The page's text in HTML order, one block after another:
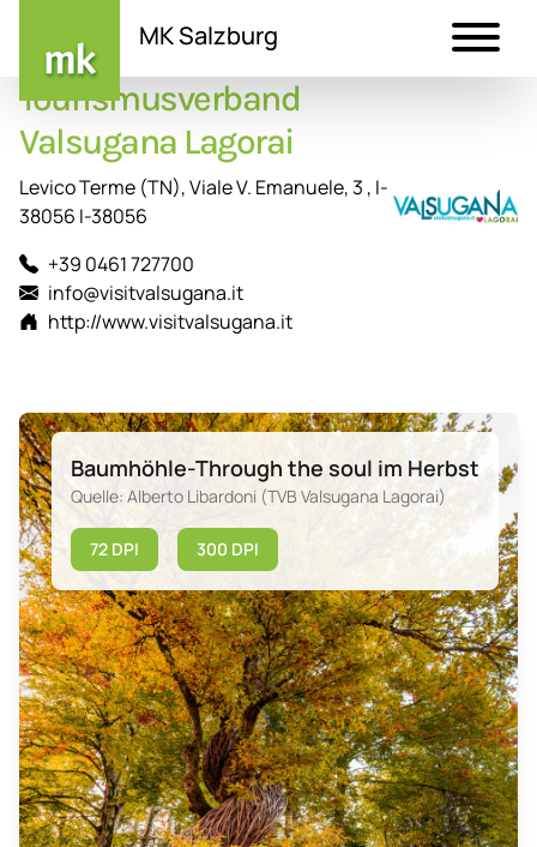
Inhalt
MK Salzburg
Tourismusverband
Valsugana Lagorai
Levico Terme (TN), Viale V. Emanuele, 3 , I-
38056 I-38056
+39 0461 727700
info@visitvalsugana.it
http://www.visitvalsugana.it
Baumhöhle-Through the soul im Herbst
Quelle: Alberto Libardoni (TVB Valsugana Lagorai)
72 DPI 300 DPI